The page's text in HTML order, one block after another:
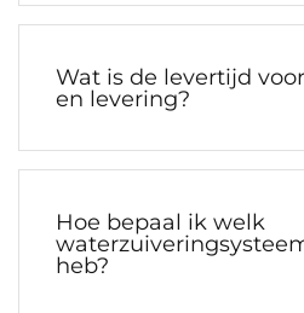
Wat is de levertijd
en levering?
Hoe bepaal ik welk
heb?